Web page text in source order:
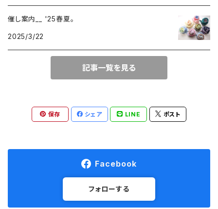
催し案内__ '25春夏。
2025/3/22
記事一覧を見る
保存 シェア LINE ポスト
Facebook
フォローする